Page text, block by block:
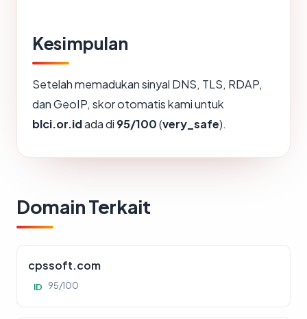
Kesimpulan
Setelah memadukan sinyal DNS, TLS, RDAP,
dan GeoIP, skor otomatis kami untuk
blci.or.idada di 95/100(very_safe).
Domain Terkait
cpssoft.com
ID 95/100